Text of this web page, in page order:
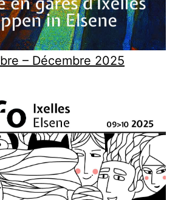
– Décembre 2025